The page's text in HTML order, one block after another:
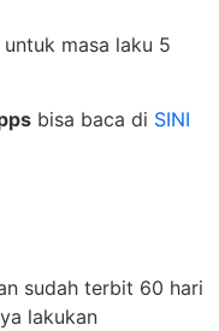
masa laku 5
bisa baca di SINI
sudah terbit 60 hari
lakukan